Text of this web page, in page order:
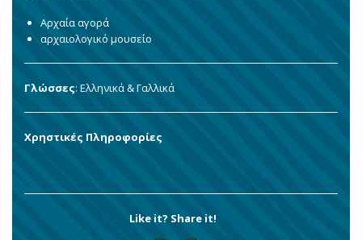
Αρχαία αγορά
αρχαιολογικό μουσείο
Γλώσσες: Ελληνικά & Γαλλικά
Χρηστικές Πληροφορίες
Like it? Share it!